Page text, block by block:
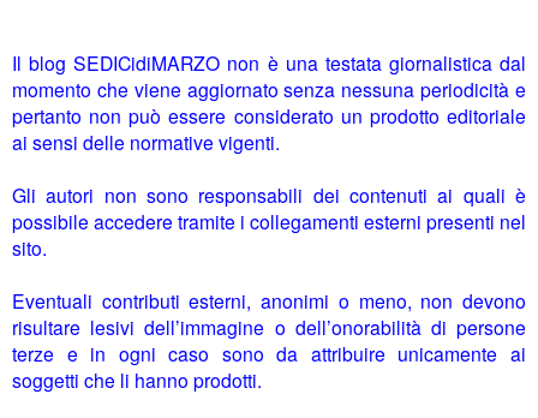
Il blog SEDICidiMARZO non è una testata giornalistica dal
momento che viene aggiornato senza nessuna periodicità e
pertanto non può essere considerato un prodotto editoriale
ai sensi delle normative vigenti.
Gli autori non sono responsabili dei contenuti ai quali è
possibile accedere tramite i collegamenti esterni presenti nel
sito.
Eventuali contributi esterni, anonimi o meno, non devono
risultare lesivi dell’immagine o dell’onorabilità di persone
terze e in ogni caso sono da attribuire unicamente ai
soggetti che li hanno prodotti.